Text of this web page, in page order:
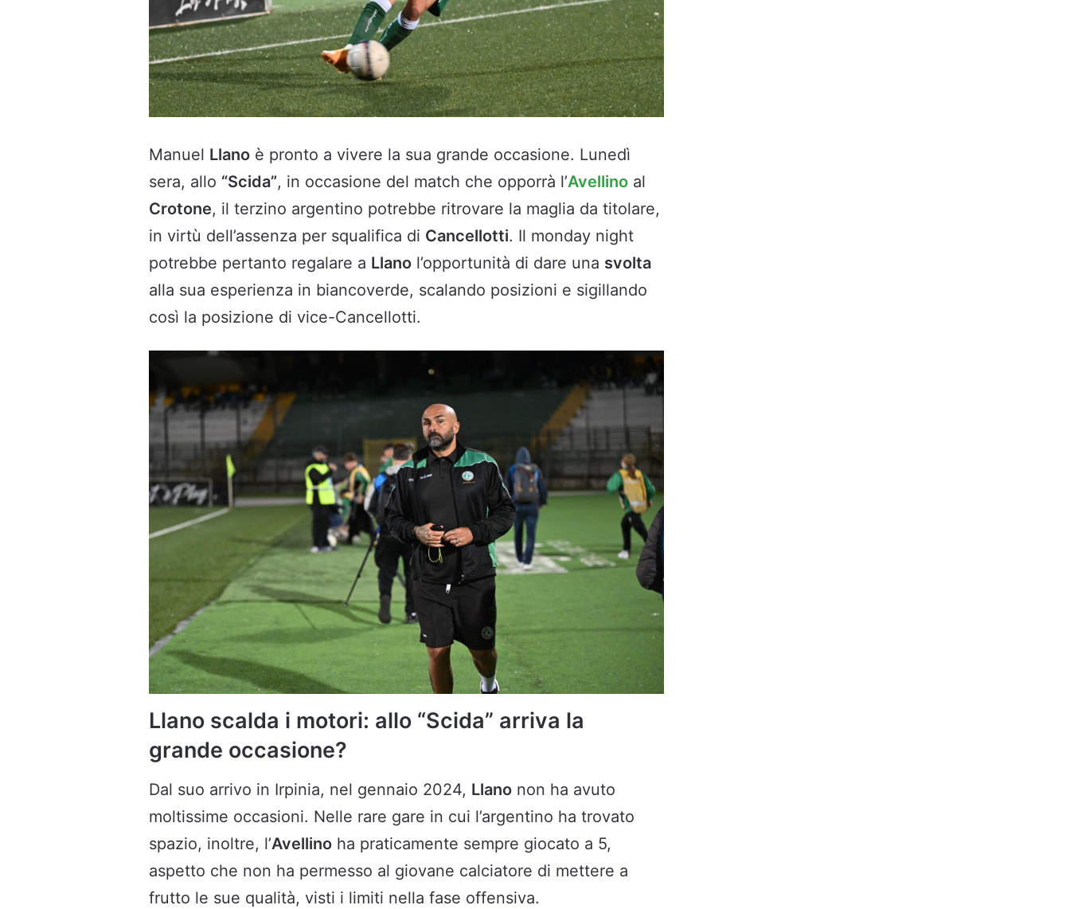
Manuel Llano è pronto a vivere la sua grande occasione. Lunedì
sera, allo “Scida”, in occasione del match che opporrà l’Avellino al
Crotone, il terzino argentino potrebbe ritrovare la maglia da titolare,
in virtù dell’assenza per squalifica di Cancellotti. Il monday night
potrebbe pertanto regalare a Llano l’opportunità di dare una svolta
alla sua esperienza in biancoverde, scalando posizioni e sigillando
così la posizione di vice-Cancellotti.
Llano scalda i motori: allo “Scida” arriva la
grande occasione?
Dal suo arrivo in Irpinia, nel gennaio 2024, Llano non ha avuto
moltissime occasioni. Nelle rare gare in cui l’argentino ha trovato
spazio, inoltre, l’Avellino ha praticamente sempre giocato a 5,
aspetto che non ha permesso al giovane calciatore di mettere a
frutto le sue qualità, visti i limiti nella fase offensiva.